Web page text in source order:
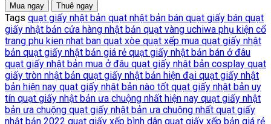
Mua ngay Thuê ngay
Tags quạt giấy nhật bản quạt nhật bản bán quạt giấy bán quạt
giấy nhật bản cửa hàng nhật bản quạt vàng uchiwa phụ kiện cổ
trang phu kien nhat ban quạt xòe quạt xếp mua quạt giấy nhật
bản quạt giấy nhật bản giá rẻ quạt giấy nhật bản bán ở đâu
quạt giấy nhật bản mua ở đâu quạt giấy nhật bản cosplay quạt
giấy tròn nhật bản quạt giấy nhật bản hiện đại quạt giấy nhật
bản hiện nay quạt giấy nhật bản nào tốt quạt giấy nhật bản uy
tín quạt giấy nhật bản ưa chuộng nhất hiện nay quạt giấy nhật
bản ưa chuộng quạt giấy nhật bản ưa chuộng nhất quạt giấy
nhật bản 2022 quạt giấy xếp bình dân quạt giấy xếp bản giá rẻ